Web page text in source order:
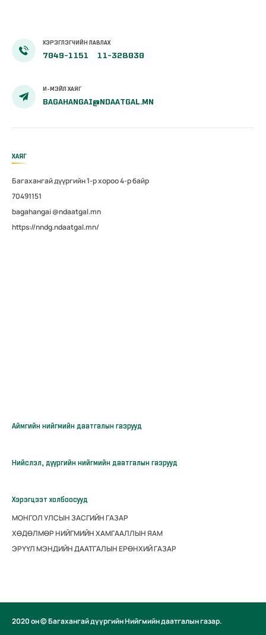
ХЭРЭГЛЭГЧИЙН ЛАВЛАХ
7049-1151 11-328030
И-МЭЙЛ ХАЯГ
BAGAHANGAI@NDAATGAL.MN
ХАЯГ
Багахангай дүүргийн 1-р хороо 4-р байр
70491151
bagahangai @ndaatgal.mn
https://nndg.ndaatgal.mn/
Аймгийн нийгмийн даатгалын газрууд
Нийслэл, дүүргийн нийгмийн даатгалын газрууд
Хэрэгцээт холбоосууд
МОНГОЛ УЛСЫН ЗАСГИЙН ГАЗАР
ХӨДӨЛМӨР НИЙГМИЙН ХАМГААЛЛЫН ЯАМ
ЭРҮҮЛ МЭНДИЙН ДААТГАЛЫН ЕРӨНХИЙ ГАЗАР
2020 он © Багахангай дүүргийн Нийгмийн даатгалын газар.